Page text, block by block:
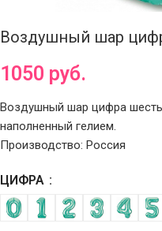
Воздушный шар
1050 руб.
Воздушный шар цифра
наполненный гелием.
Производство: Россия
ЦИФРА